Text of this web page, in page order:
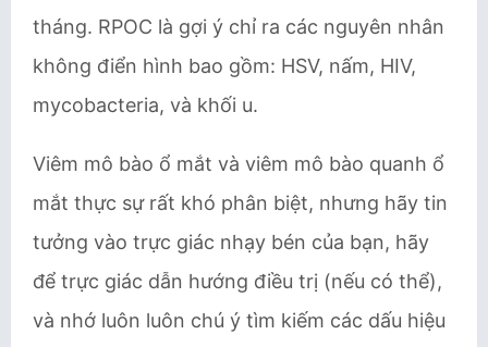
tháng. RPOC là gợi ý chỉ ra các nguyên nhân
không điển hình bao gồm: HSV, nấm, HIV,
mycobacteria, và khối u.
Viêm mô bào ổ mắt và viêm mô bào quanh ổ
mắt thực sự rất khó phân biệt, nhưng hãy tin
tưởng vào trực giác nhạy bén của bạn, hãy
để trực giác dẫn hướng điều trị (nếu có thể),
và nhớ luôn luôn chú ý tìm kiếm các dấu hiệu